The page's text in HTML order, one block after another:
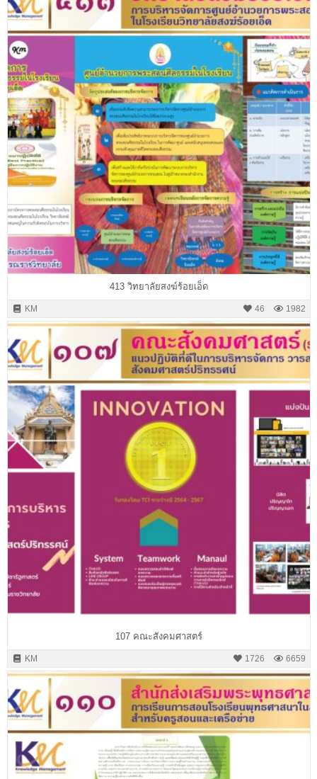
413 วิทยาลัยสงฆ์ร้อยเอ็ด
KM 1982
46
107 คณะสังคมศาสตร์
KM 6659
1726